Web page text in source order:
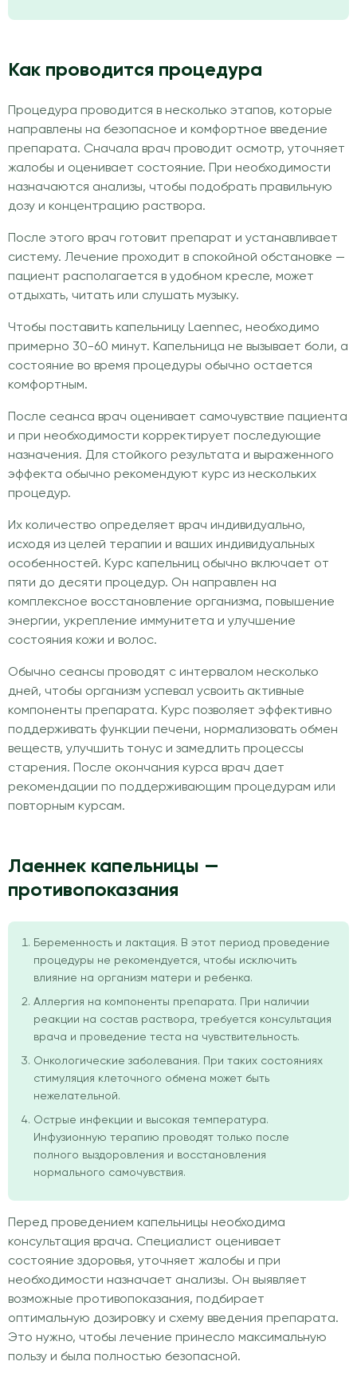
Как проводится процедура
Процедура проводится в несколько этапов, которые
направлены на безопасное и комфортное введение
препарата. Сначала врач проводит осмотр, уточняет
жалобы и оценивает состояние. При необходимости
назначаются анализы, чтобы подобрать правильную
дозу и концентрацию раствора.
После этого врач готовит препарат и устанавливает
систему. Лечение проходит в спокойной обстановке —
пациент располагается в удобном кресле, может
отдыхать, читать или слушать музыку.
Чтобы поставить капельницу Laennec, необходимо
примерно 30-60 минут. Капельница не вызывает боли, а
состояние во время процедуры обычно остается
комфортным.
После сеанса врач оценивает самочувствие пациента
и при необходимости корректирует последующие
назначения. Для стойкого результата и выраженного
эффекта обычно рекомендуют курс из нескольких
процедур.
Их количество определяет врач индивидуально,
исходя из целей терапии и ваших индивидуальных
особенностей. Курс капельниц обычно включает от
пяти до десяти процедур. Он направлен на
комплексное восстановление организма, повышение
энергии, укрепление иммунитета и улучшение
состояния кожи и волос.
Обычно сеансы проводят с интервалом несколько
дней, чтобы организм успевал усвоить активные
компоненты препарата. Курс позволяет эффективно
поддерживать функции печени, нормализовать обмен
веществ, улучшить тонус и замедлить процессы
старения. После окончания курса врач дает
рекомендации по поддерживающим процедурам или
повторным курсам.
Лаеннек капельницы —
противопоказания
Беременность и лактация. В этот период проведение
процедуры не рекомендуется, чтобы исключить
влияние на организм матери и ребенка.
Аллергия на компоненты препарата. При наличии
реакции на состав раствора, требуется консультация
врача и проведение теста на чувствительность.
Онкологические заболевания. При таких состояниях
стимуляция клеточного обмена может быть
нежелательной.
Острые инфекции и высокая температура.
Инфузионную терапию проводят только после
полного выздоровления и восстановления
нормального самочувствия.
Перед проведением капельницы необходима
консультация врача. Специалист оценивает
состояние здоровья, уточняет жалобы и при
необходимости назначает анализы. Он выявляет
возможные противопоказания, подбирает
оптимальную дозировку и схему введения препарата.
Это нужно, чтобы лечение принесло максимальную
пользу и была полностью безопасной.